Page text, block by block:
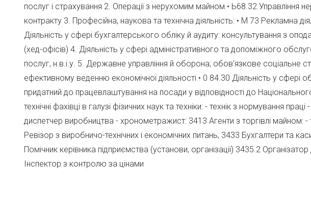
послуг і страхування 2. Операції з нерухомим майном • Ь68.32
контракту 3. Професійна, наукова та технічна діяльність: • М 73 Рекламна
Діяльність у сфері бухгалтерського обліку й аудиту: консультування з
(хед-офісів) 4. Діяльність у сфері адміністративного та допоміжного
послуг, н.в.і.у. 5. Державне управління й оборона; обов'язкове соціальне
ефективному веденню економічної діяльності • 0 84.30 Діяльність у
придатний до працевлаштування на посади у відповідності до
технічні фахівці в галузі фізичних наук та техніки: - технік з нормування
диспетчер виробництва - хронометражист: 3413 Агенти з торгівлі майном:
Ревізор з виробничо-технічних і економічних питань; 3433 Бухгалтери та
Помічник керівника підприємства (установи, організації) 3435.2
Інспектор з контролю за цінами